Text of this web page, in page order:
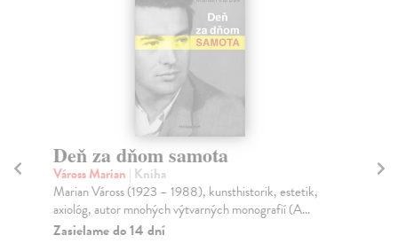
Deň za dňom samota
Váross Marian | Kniha
Marian Váross (1923 – 1988), kunsthistorik, estetik,
axiológ, autor mnohých výtvarných monografií (A...
Zasielame do 14 dní